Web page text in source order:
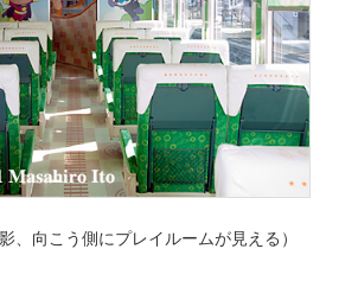
、向こう側にプレイルームが見える）